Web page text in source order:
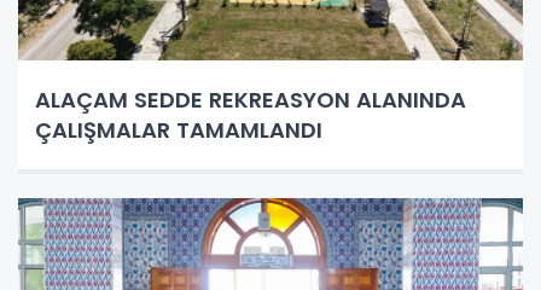
ALAÇAM SEDDE REKREASYON ALANINDA
ÇALIŞMALAR TAMAMLANDI